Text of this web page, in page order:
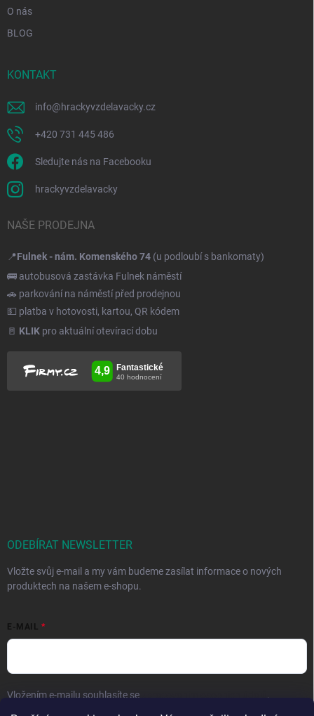
O nás
BLOG
KONTAKT
info@hrackyvzdelavacky.cz
+420 731 445 486
Sledujte nás na Facebooku
hrackyvzdelavacky
NAŠE PRODEJNA
📍Fulnek - nám. Komenského 74 (u podloubí s bankomaty)
🚌 autobusová zastávka Fulnek náměstí
🚗 parkování na náměstí před prodejnou
💵 platba v hotovosti, kartou, QR kódem
🚪 KLIK pro aktuální otevírací dobu
ODEBÍRAT NEWSLETTER
Vložte svůj e-mail a my vám budeme zasílat informace o nových
produktech na našem e-shopu.
E-MAIL
Vložením e-mailu souhlasíte se .